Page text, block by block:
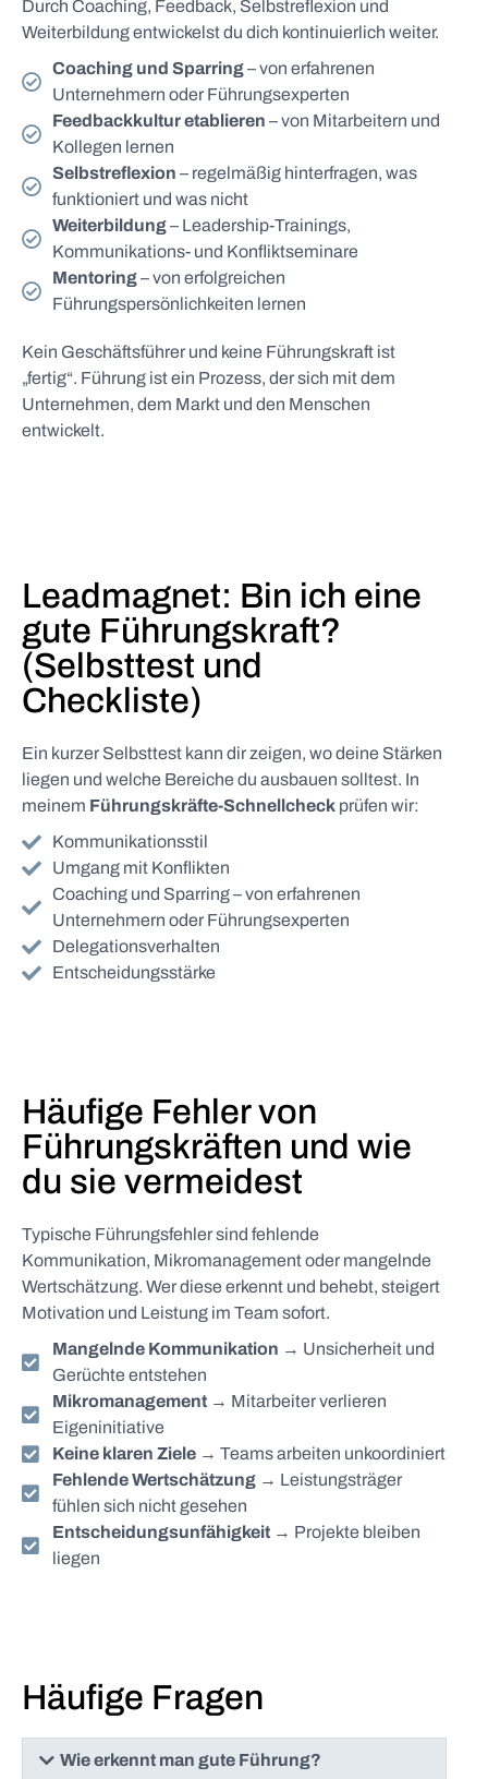
Durch Coaching, Feedback, Selbstreflexion und
Weiterbildung entwickelst du dich kontinuierlich weiter.
Coaching und Sparring– von erfahrenen
Unternehmern oder Führungsexperten
Feedbackkultur etablieren – von Mitarbeitern und
Kollegen lernen
Selbstreflexion – regelmäßig hinterfragen, was
funktioniert und was nicht
Weiterbildung– Leadership-Trainings,
Kommunikations- und Konfliktseminare
Mentoring– von erfolgreichen
Führungspersönlichkeiten lernen
Kein Geschäftsführer und keine Führungskraft ist
„fertig“. Führung ist ein Prozess, der sich mit dem
Unternehmen, dem Markt und den Menschen
entwickelt.
Leadmagnet: Bin ich eine
gute Führungskraft?
(Selbsttest und
Checkliste)
Ein kurzer Selbsttest kann dir zeigen, wo deine Stärken
liegen und welche Bereiche du ausbauen solltest. In
meinem Führungskräfte-Schnellcheck prüfen wir:
Kommunikationsstil
Umgang mit Konflikten
Coaching und Sparring – von erfahrenen
Unternehmern oder Führungsexperten
Delegationsverhalten
Entscheidungsstärke
Häufige Fehler von
Führungskräften und wie
du sie vermeidest
Typische Führungsfehler sind fehlende
Kommunikation, Mikromanagement oder mangelnde
Wertschätzung. Wer diese erkennt und behebt, steigert
Motivation und Leistung im Team sofort.
Mangelnde Kommunikation → Unsicherheit und
Gerüchte entstehen
Mikromanagement → Mitarbeiter verlieren
Eigeninitiative
Keine klaren Ziele → Teams arbeiten unkoordiniert
Fehlende Wertschätzung → Leistungsträger
fühlen sich nicht gesehen
Entscheidungsunfähigkeit → Projekte bleiben
liegen
Häufige Fragen
Wie erkennt man gute Führung?